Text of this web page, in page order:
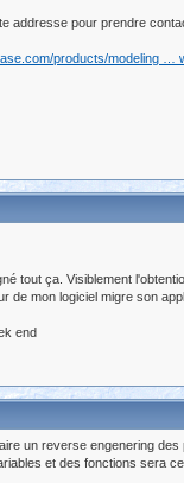
pour prendre
products/modeling …
tout ça. Visiblement
de mon logiciel migre son
end
un reverse engenering des
et des fonctions sera